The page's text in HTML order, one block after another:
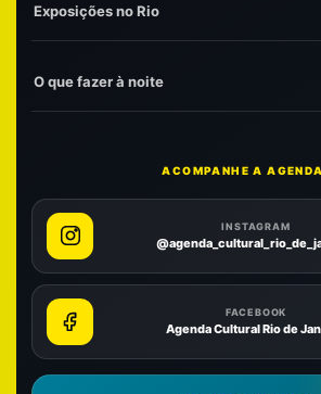
Exposições no Rio
O que fazer à noite
ACOMPANHE A AGENDA
INSTAGRAM
FACEBOOK
Agenda Cultural Rio de